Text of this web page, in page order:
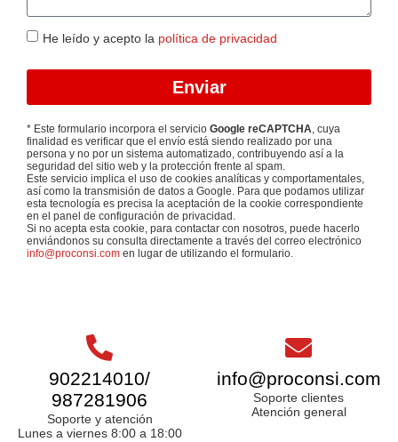
He leído y acepto la política de privacidad
Enviar
* Este formulario incorpora el servicio Google reCAPTCHA , cuya
finalidad es verificar que el envío está siendo realizado por una
persona y no por un sistema automatizado, contribuyendo así a la
seguridad del sitio web y la protección frente al spam.
Este servicio implica el uso de cookies analíticas y comportamentales,
así como la transmisión de datos a Google. Para que podamos utilizar
esta tecnología es precisa la aceptación de la cookie correspondiente
en el panel de configuración de privacidad.
Si no acepta esta cookie, para contactar con nosotros, puede hacerlo
enviándonos su consulta directamente a través del correo electrónico
info@proconsi.com en lugar de utilizando el formulario.
902214010/
987281906
Soporte y atención
Lunes a viernes 8:00 a 18:00
info@proconsi.com
Soporte clientes
Atención general